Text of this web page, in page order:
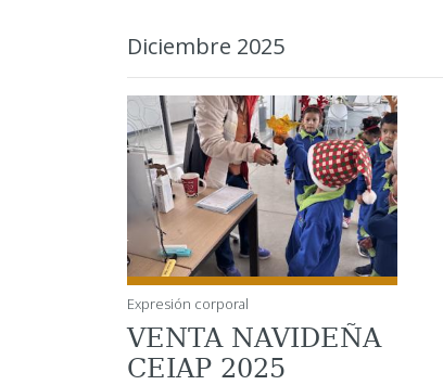
Diciembre 2025
Expresión corporal
VENTA NAVIDEÑA
CEIAP 2025